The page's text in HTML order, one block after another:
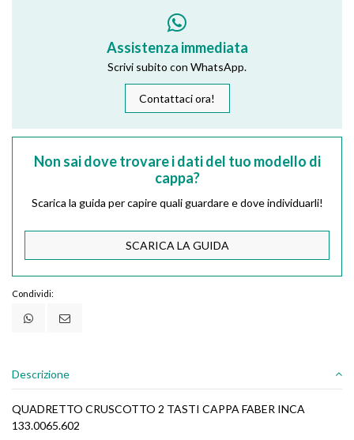
Assistenza immediata
Scrivi subito con WhatsApp.
Contattaci ora!
Non sai dove trovare i dati del tuo modello di
cappa?
Scarica la guida per capire quali guardare e dove individuarli!
SCARICA LA GUIDA
Condividi:
Descrizione
QUADRETTO CRUSCOTTO 2 TASTI CAPPA FABER INCA
133.0065.602